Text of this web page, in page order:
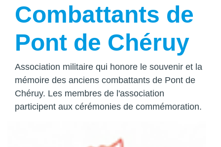
Combattants de
Pont de Chéruy
Association militaire qui honore le souvenir et la
mémoire des anciens combattants de Pont de
Chéruy. Les membres de l'association
participent aux cérémonies de commémoration.